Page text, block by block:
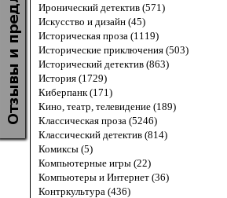
Иронический детектив (571)
Искусство и дизайн (45)
Историческая проза (1119)
Исторические приключения (503)
Исторический детектив (863)
История (1729)
Киберпанк (171)
Кино, театр, телевидение (189)
Классическая проза (5246)
Классический детектив (814)
Комиксы (5)
Компьютерные игры (22)
Компьютеры и Интернет (36)
Контркультура (436)